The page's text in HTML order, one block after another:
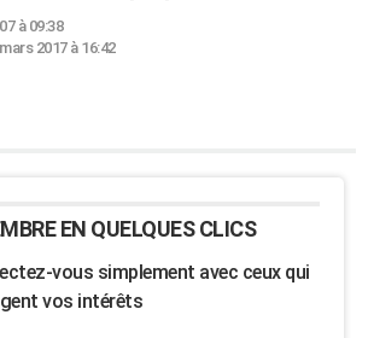
à 09:38
2017 à 16:42
EN QUELQUES CLICS
vous simplement avec ceux qui
vos intérêts